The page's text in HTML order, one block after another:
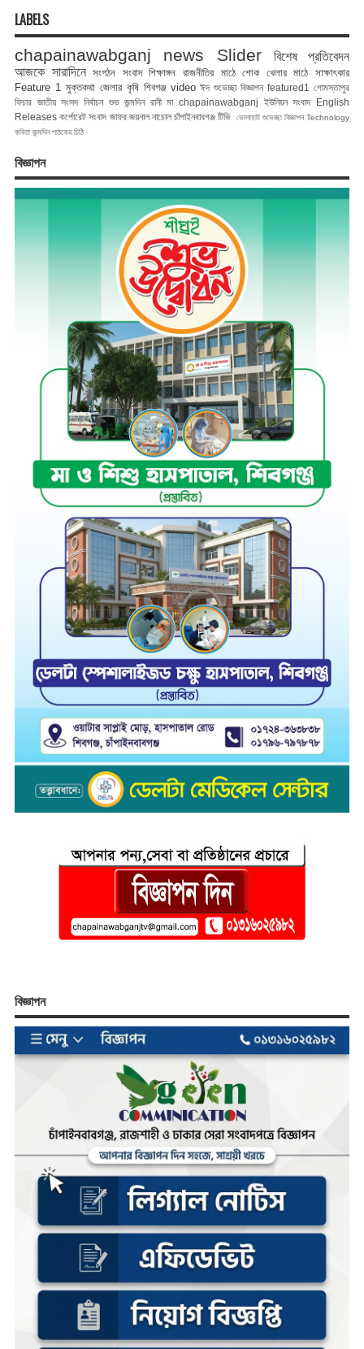
LABELS
chapainawabganj news Slider
বিশেষ প্রতিবেদন
আজকে সারাদিনে সংগঠন সংবাদ শিক্ষাঙ্গন রাজনীতির মাঠে শোক খেলার মাঠে
সাক্ষাৎকার
Feature 1 মুক্তকথা জেলার কৃষি শিবগঞ্জ video ঈদ শুভেচ্ছা বিজ্ঞাপন featured1
গোমস্তাপুর
ফিচার জাতীয় সংসদ নির্বাচন শুভ জন্মদিন রানী মা chapainawabganj ইউনিয়ন সংবাদ English
Releases কর্পোরেট সংবাদ জাফর জয়নাল নাচোল চাঁপাইনবাবগঞ্জ টিভি ভোলাহাট শুভেচ্ছা বিজ্ঞাপন Technology
কবিতা জন্মদিন পাঠকের চিঠি
বিজ্ঞাপন
বিজ্ঞাপন